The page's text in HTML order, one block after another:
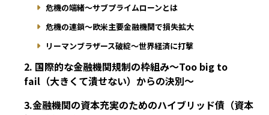
危機の端緒〜サブプライムローンとは
危機の連鎖〜欧米主要金融機関で損失拡大
リーマンブラザース破綻〜世界経済に打撃
2. 国際的な金融機関規制の枠組み〜Too big to
fail（大きくて潰せない）からの決別〜
3.金融機関の資本充実のためのハイブリッド債（資本